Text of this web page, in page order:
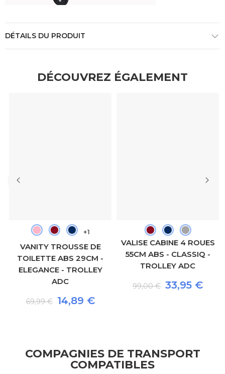
DÉTAILS DU PRODUIT
DÉCOUVREZ ÉGALEMENT
+1
VANITY TROUSSE DE
TOILETTE ABS 29CM -
ELEGANCE - TROLLEY
ADC
69,99 € 14,89 €
VALISE CABINE 4 ROUES
55CM ABS - CLASSIQ -
TROLLEY ADC
99,00 € 33,95 €
COMPAGNIES DE TRANSPORT
COMPATIBLES